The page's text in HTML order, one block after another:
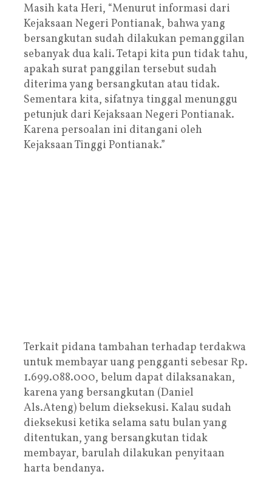
Masih kata Heri, “Menurut informasi dari
Kejaksaan Negeri Pontianak, bahwa yang
bersangkutan sudah dilakukan pemanggilan
sebanyak dua kali. Tetapi kita pun tidak tahu,
apakah surat panggilan tersebut sudah
diterima yang bersangkutan atau tidak.
Sementara kita, sifatnya tinggal menunggu
petunjuk dari Kejaksaan Negeri Pontianak.
Karena persoalan ini ditangani oleh
Kejaksaan Tinggi Pontianak.”
Terkait pidana tambahan terhadap terdakwa
untuk membayar uang pengganti sebesar Rp.
1.699.088.000, belum dapat dilaksanakan,
karena yang bersangkutan (Daniel
Als.Ateng) belum dieksekusi. Kalau sudah
dieksekusi ketika selama satu bulan yang
ditentukan, yang bersangkutan tidak
membayar, barulah dilakukan penyitaan
harta bendanya.